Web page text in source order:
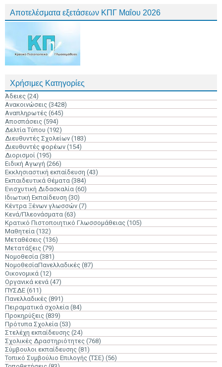
Αποτελέσματα εξετάσεων ΚΠΓ Μαΐου 2026
Χρήσιμες Κατηγορίες
Άδειες (24)
Ανακοινώσεις (3428)
Αναπληρωτές (645)
Αποσπάσεις (594)
Δελτία Τύπου (192)
Διευθυντές Σχολείων (183)
Διευθυντές φορέων (154)
Διορισμοί (195)
Ειδική Αγωγή (266)
Εκκλησιαστική εκπαίδευση (43)
Εκπαιδευτικά Θέματα (384)
Ενισχυτική Διδασκαλία (60)
Ιδιωτική Εκπαίδευση (30)
Κέντρα Ξένων γλωσσών (7)
Κενά/Πλεονάσματα (63)
Κρατικό Πιστοποιητικό Γλωσσομάθειας (105)
Μαθητεία (132)
Μεταθέσεις (136)
Μετατάξεις (79)
Νομοθεσία (381)
ΝομοθεσίαΠανελλαδικές (87)
Οικονομικά (12)
Οργανικά κενά (47)
ΠΥΣΔΕ (611)
Πανελλαδικές (891)
Πειραματικά σχολεία (84)
Προκηρύξεις (839)
Πρότυπα Σχολεία (53)
Στελέχη εκπαίδευσης (24)
Σχολικές Δραστηριότητες (768)
Σύμβουλοι εκπαίδευσης (81)
Τοπικό Συμβούλιο Επιλογής (ΤΣΕ) (56)